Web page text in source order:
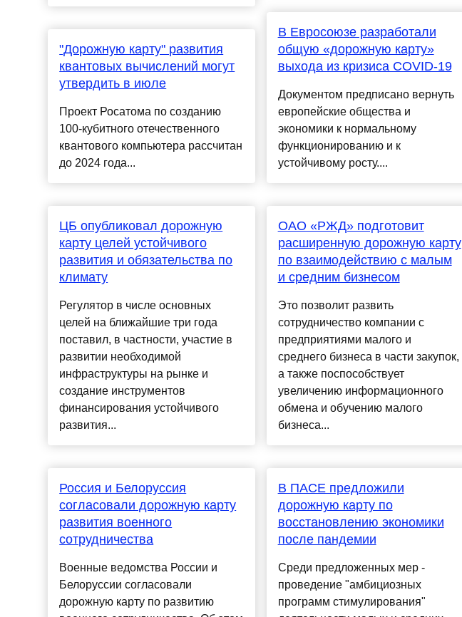
"Дорожную карту" развития
квантовых вычислений могут
утвердить в июле
Проект Росатома по созданию
100-кубитного отечественного
квантового компьютера рассчитан
до 2024 года...
ЦБ опубликовал дорожную
карту целей устойчивого
развития и обязательства по
климату
Регулятор в числе основных
целей на ближайшие три года
поставил, в частности, участие в
развитии необходимой
инфраструктуры на рынке и
создание инструментов
финансирования устойчивого
развития...
Россия и Белоруссия
согласовали дорожную карту
развития военного
сотрудничества
Военные ведомства России и
Белоруссии согласовали
дорожную карту по развитию
В Евросоюзе разработали
общую «дорожную карту»
выхода из кризиса COVID-19
Документом предписано вернуть
европейские общества и
экономики к нормальному
функционированию и к
устойчивому росту....
ОАО «РЖД» подготовит
расширенную дорожную карту
по взаимодействию с малым
и средним бизнесом
Это позволит развить
сотрудничество компании с
предприятиями малого и
среднего бизнеса в части закупок,
а также поспособствует
увеличению информационного
обмена и обучению малого
бизнеса...
В ПАСЕ предложили
дорожную карту по
восстановлению экономики
после пандемии
Среди предложенных мер -
проведение "амбициозных
программ стимулирования"